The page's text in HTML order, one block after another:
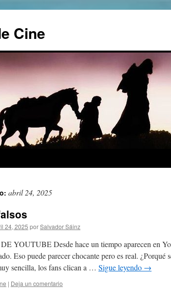
Cine
abril 24, 2025
24, 2025 porSalvador Sáinz
YOUTUBE Desde hace un tiempo aparecen en
Eso puede parecer chocante pero es real. ¿Porqué
sencilla, los fans clican a … Sigue leyendo →
| Deja un comentario